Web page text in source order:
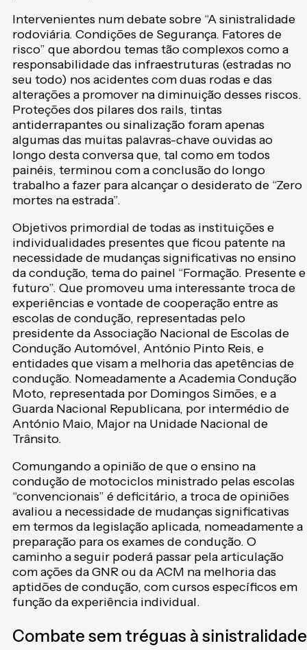
Intervenientes num debate sobre “A sinistralidade
rodoviária. Condições de Segurança. Fatores de
risco” que abordou temas tão complexos como a
responsabilidade das infraestruturas (estradas no
seu todo) nos acidentes com duas rodas e das
alterações a promover na diminuição desses riscos.
Proteções dos pilares dos rails, tintas
antiderrapantes ou sinalização foram apenas
algumas das muitas palavras-chave ouvidas ao
longo desta conversa que, tal como em todos
painéis, terminou com a conclusão do longo
trabalho a fazer para alcançar o desiderato de “Zero
mortes na estrada”.
Objetivos primordial de todas as instituições e
individualidades presentes que ficou patente na
necessidade de mudanças significativas no ensino
da condução, tema do painel “Formação. Presente e
futuro”. Que promoveu uma interessante troca de
experiências e vontade de cooperação entre as
escolas de condução, representadas pelo
presidente da Associação Nacional de Escolas de
Condução Automóvel, António Pinto Reis, e
entidades que visam a melhoria das apetências de
condução. Nomeadamente a Academia Condução
Moto, representada por Domingos Simões, e a
Guarda Nacional Republicana, por intermédio de
António Maio, Major na Unidade Nacional de
Trânsito.
Comungando a opinião de que o ensino na
condução de motociclos ministrado pelas escolas
“convencionais” é deficitário, a troca de opiniões
avaliou a necessidade de mudanças significativas
em termos da legislação aplicada, nomeadamente a
preparação para os exames de condução. O
caminho a seguir poderá passar pela articulação
com ações da GNR ou da ACM na melhoria das
aptidões de condução, com cursos específicos em
função da experiência individual.
Combate sem tréguas à sinistralidade